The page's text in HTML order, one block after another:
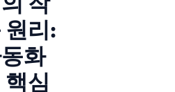
원리:
화
핵심